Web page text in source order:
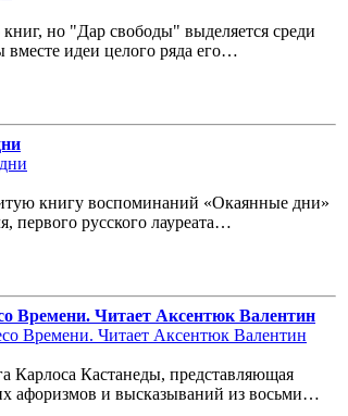
но "Дар свободы" выделяется среди
вместе идеи целого ряда его…
книгу воспоминаний «Окаянные дни»
первого русского лауреата…
Времени. Читает Аксентюк Валентин
Карлоса Кастанеды, представляющая
афоризмов и высказываний из восьми…